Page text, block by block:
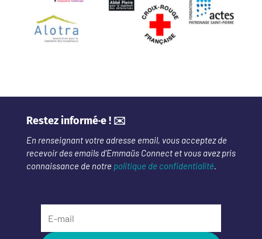
Restez informé·e ! ✉️
En renseignant votre adresse email, vous acceptez de
recevoir des emails d’Emmaüs Connect et vous avez pris
connaissance de notre politique de confidentialité.